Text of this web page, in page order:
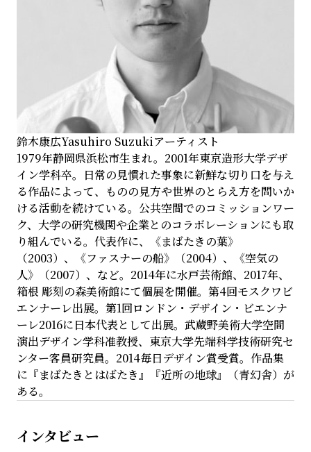
鈴木康広Yasuhiro Suzukiアーティスト
1979年静岡県浜松市生まれ。2001年東京造形大学デザ
イン学科卒。日常の見慣れた事象に新鮮な切り口を与え
る作品によって、ものの見方や世界のとらえ方を問いか
ける活動を続けている。公共空間でのコミッションワー
ク、大学の研究機関や企業とのコラボレーションにも取
り組んでいる。代表作に、《まばたきの葉》
（2003）、《ファスナーの船》（2004）、《空気の
人》（2007）、など。2014年に水戸芸術館、2017年、
箱根 彫刻の森美術館にて個展を開催。第4回モスクワビ
エンナーレ出展。第1回ロンドン・デザイン・ビエンナ
ーレ2016に日本代表として出展。武蔵野美術大学空間
演出デザイン学科准教授、東京大学先端科学技術研究セ
ンター客員研究員。2014毎日デザイン賞受賞。作品集
に『まばたきとはばたき』『近所の地球』（青幻舎）が
ある。
インタビュー